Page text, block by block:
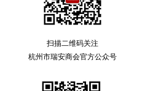
扫描二维码关注
杭州市瑞安商会官方公众号